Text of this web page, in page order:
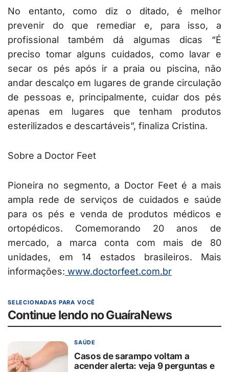
No entanto, como diz o ditado, é melhor
prevenir do que remediar e, para isso, a
profissional também dá algumas dicas “É
preciso tomar alguns cuidados, como lavar e
secar os pés após ir a praia ou piscina, não
andar descalço em lugares de grande circulação
de pessoas e, principalmente, cuidar dos pés
apenas em lugares que tenham produtos
esterilizados e descartáveis”, finaliza Cristina.
Sobre a Doctor Feet
Pioneira no segmento, a Doctor Feet é a mais
ampla rede de serviços de cuidados e saúde
para os pés e venda de produtos médicos e
ortopédicos. Comemorando 20 anos de
mercado, a marca conta com mais de 80
unidades, em 14 estados brasileiros. Mais
informações: www.doctorfeet.com.br
SELECIONADAS PARA VOCÊ
Continue lendo no GuaíraNews
SAÚDE
Casos de sarampo voltam a
acender alerta: veja 9 perguntas e